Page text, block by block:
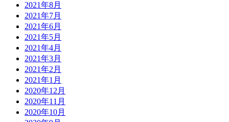
2021年8月
2021年7月
2021年6月
2021年5月
2021年4月
2021年3月
2021年2月
2021年1月
2020年12月
2020年11月
2020年10月